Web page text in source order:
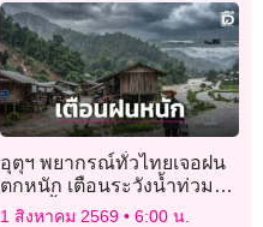
อุตุฯ พยากรณ์ทั่วไทยเจอฝน
ตกหนัก เตือนระวังน้ำท่วมฉับ
พลัน-น้ำป่าหลาก
1 สิงหาคม 2569 6:00 น.